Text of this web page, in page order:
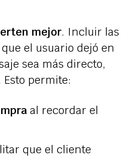
mejor. Incluir las
el usuario dejó en
sea más directo,
permite:
al recordar el
que el cliente